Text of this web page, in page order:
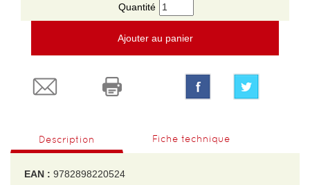
Quantité
Ajouter au panier
Description Fiche technique
EAN : 9782898220524